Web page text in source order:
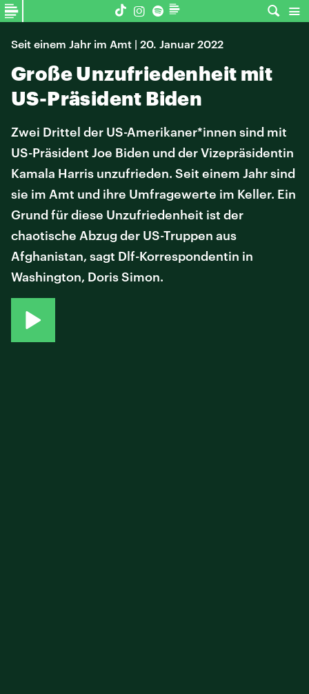
Seit einem Jahr im Amt | 20. Januar 2022
Große Unzufriedenheit mit
US-Präsident Biden
Zwei Drittel der US-Amerikaner*innen sind mit
US-Präsident Joe Biden und der Vizepräsidentin
Kamala Harris unzufrieden. Seit einem Jahr sind
sie im Amt und ihre Umfragewerte im Keller. Ein
Grund für diese Unzufriedenheit ist der
chaotische Abzug der US-Truppen aus
Afghanistan, sagt Dlf-Korrespondentin in
Washington, Doris Simon.